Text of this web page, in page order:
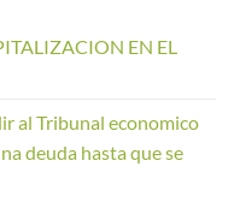
EN EL
al Tribunal economico
deuda hasta que se